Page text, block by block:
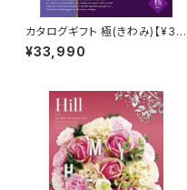
カタログギフト 極(きわみ)【¥3
0,900コース】Choice Collec
tion
¥33,990